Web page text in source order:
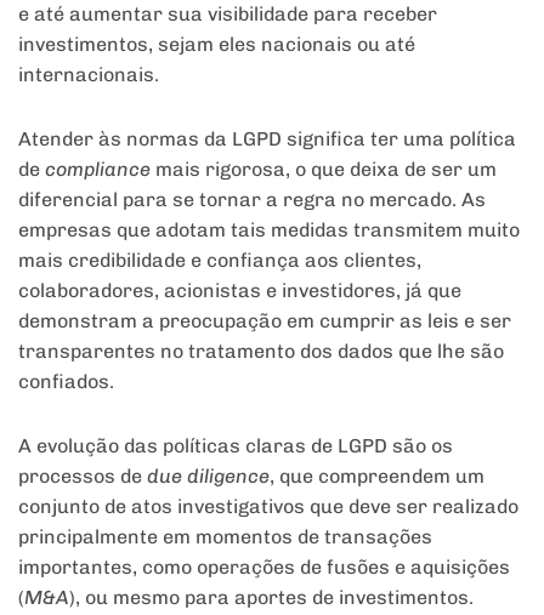
e até aumentar sua visibilidade para receber
investimentos, sejam eles nacionais ou até
internacionais.
Atender às normas da LGPD significa ter uma política
de compliance mais rigorosa, o que deixa de ser um
diferencial para se tornar a regra no mercado. As
empresas que adotam tais medidas transmitem muito
mais credibilidade e confiança aos clientes,
colaboradores, acionistas e investidores, já que
demonstram a preocupação em cumprir as leis e ser
transparentes no tratamento dos dados que lhe são
confiados.
A evolução das políticas claras de LGPD são os
processos de due diligence, que compreendem um
conjunto de atos investigativos que deve ser realizado
principalmente em momentos de transações
importantes, como operações de fusões e aquisições
(M&A), ou mesmo para aportes de investimentos.